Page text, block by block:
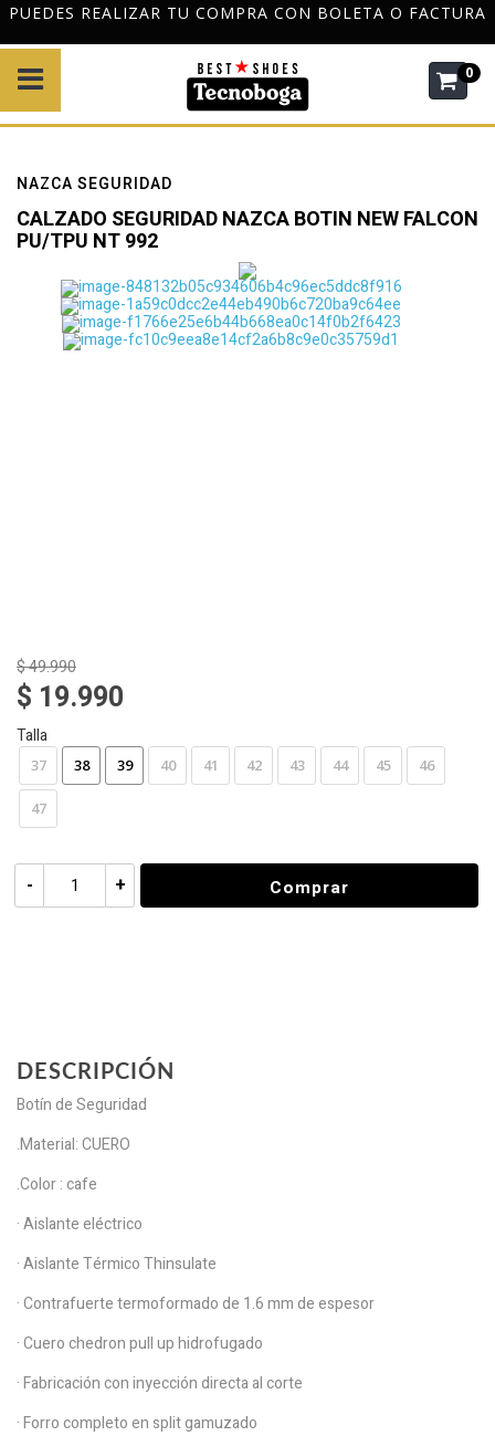
TU COMPRA CON BOLETA O FACTURA DESPACHO
0
NAZCA SEGURIDAD
CALZADO SEGURIDAD NAZCA BOTIN NEW FALCON
PU/TPU NT 992
$ 49.990
$ 19.990
Talla
37 38 39 40 41 42 43 44 45 46
47
+
- Comprar
DESCRIPCIÓN
Botín de Seguridad
.Material: CUERO
.Color : cafe
· Aislante eléctrico
· Aislante Térmico Thinsulate
· Contrafuerte termoformado de 1.6 mm de espesor
· Cuero chedron pull up hidrofugado
· Fabricación con inyección directa al corte
· Forro completo en split gamuzado